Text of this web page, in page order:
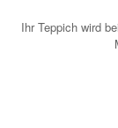
Ihr Teppich wird